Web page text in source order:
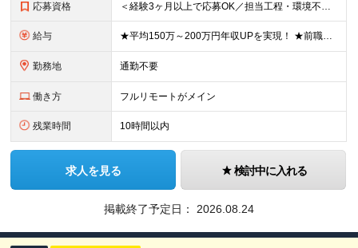
応募資格 ＜経験3ヶ月以上で応募OK／担当工程・環境不問／ブランクOK＞ ★20代～50代まで幅広く活躍中 ★キャリア20年以上のベテランも歓迎 ★子育てと両立しながら働く社員も在籍 ★ブランクあり・正社員デビ
給与 ★平均150万～200万円年収UPを実現！ ★前職給与を100％保証！ ★案件内容の開示・明確な評価体制あり ⇒クライアント評価で即昇給を実現したケースも◎ ★年12回（毎月昇給チャンスあり） ■月
勤務地 通勤不要
働き方 フルリモートがメイン
残業時間 10時間以内
求人を見る 検討中に入れる
掲載終了予定日： 2026.08.24